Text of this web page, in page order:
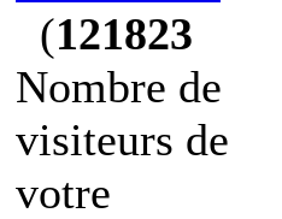
(121823
Nombre de
visiteurs de
votre